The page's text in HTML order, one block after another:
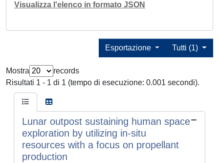
Visualizza l'elenco in formato JSON
Tutti (1)
Esportazione
Mostra
records
Risultati 1 - 1 di 1 (tempo di esecuzione: 0.001 secondi).
Lunar outpost sustaining human space
exploration by utilizing in-situ
resources with a focus on propellant
production